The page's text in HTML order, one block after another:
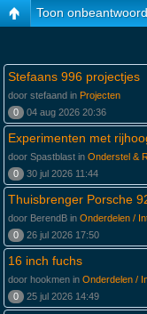
Toon
Stefaans 996 projectjes
door stefaand in Projecten
0
04 aug 2026 20:36
Experimenten met
door Spastblast in Onderstel &
0
30 jul 2026 11:44
Thuisbrenger Porsche
door BerendB in Onderdelen /
0
26 jul 2026 17:50
16 inch fuchs
door hookmen in Onderdelen /
0
25 jul 2026 14:49